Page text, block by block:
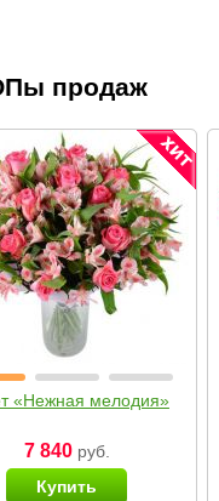
продаж
«Нежная мелодия»
7 840руб.
Купить